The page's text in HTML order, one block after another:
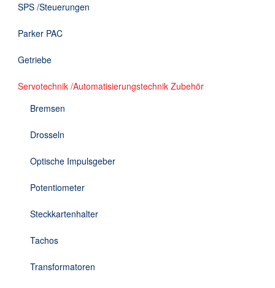
SPS /Steuerungen
Parker PAC
Getriebe
Servotechnik /Automatisierungstechnik Zubehör
Bremsen
Drosseln
Optische Impulsgeber
Potentiometer
Steckkartenhalter
Tachos
Transformatoren